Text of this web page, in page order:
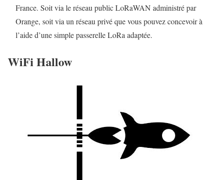
France. Soit via le réseau public LoRaWAN administré par
Orange, soit via un réseau privé que vous pouvez concevoir à
l’aide d’une simple passerelle LoRa adaptée.
WiFi Hallow